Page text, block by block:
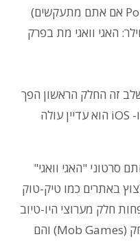
החלק השני (או Poppy Playtime 2 אם אתם מתעקשים)
האגי וואגי מת בפרק
זה החלק הראשון הפך
לחינמי בסטים בלבד (באנדרואיד ו- iOS הוא עדיין עולה
סרטוני "האגי וואגי"
באתרים כמו טיק-טוק
חלק מערוצי היו-טיוב
שייכים לחברה שפיתחה את המשחק (Mob Games) והם